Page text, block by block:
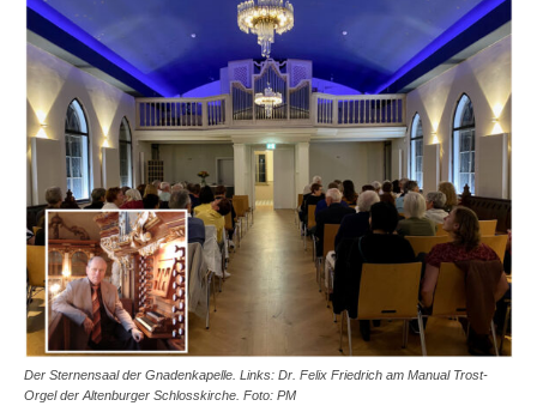
Der Sternensaal der Gnadenkapelle. Links: Dr. Felix Friedrich am Manual Trost-
Orgel der Altenburger Schlosskirche. Foto: PM